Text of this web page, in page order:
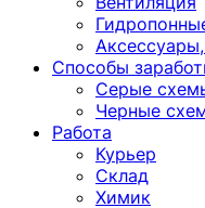
Способы
Серые
Черные
Работа
Курьер
Склад
Химик